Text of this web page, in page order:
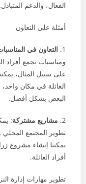
الفعال، والدعم المتبادل.
أمثلة على التعاون
1. التعاون في
ومناسبات تجمع أفراد
على سبيل المثال،
العائلة في مكان
البعض بشكل أفضل.
2. مشاريع مشتركة:
تطوير المجتمع المحلي
يمكننا إنشاء مشروع
أفراد العائلة.
تطوير مهارات إدارة